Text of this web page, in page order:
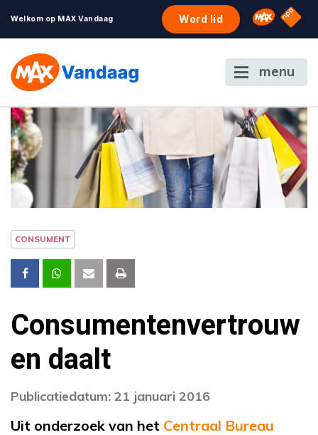
Welkom op MAX Vandaag Word lid Omroep
NPO
menu
CONSUMENT
Consumentenvertrouw
en daalt
Publicatiedatum: 21 januari 2016
Uit onderzoek van het Centraal Bureau